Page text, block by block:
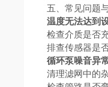
五、常见问题
温度无法达到
检查介质是否
排查传感器是
循环泵噪音异
清理滤网中的